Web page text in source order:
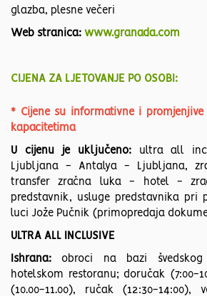
glazba, plesne večeri
Web stranica: www.granada.com
CIJENA ZA LJETOVANJE PO OSOBI:
* Cijene su informativne i
kapacitetima
U cijenu je uključeno:
ultra all
Ljubljana - Antalya - Ljubljana,
transfer zračna luka - hotel -
predstavnik, usluge predstavnika pri
luci Jože Pučnik (primopredaja
ULTRA ALL INCLUSIVE
Ishrana: obroci na bazi
hotelskom restoranu; doručak (7:00-
(10.00-11.00), ručak (12:30-14:00),